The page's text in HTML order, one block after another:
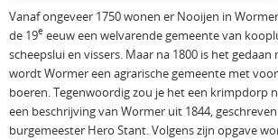
Vanaf ongeveer 1750 wonen er Nooijen in
de 19e eeuw een welvarende gemeente van
scheepslui en vissers. Maar na 1800 is het
wordt Wormer een agrarische gemeente met
boeren. Tegenwoordig zou je het een krimpdorp
een beschrijving van Wormer uit 1844,
burgemeester Hero Stant. Volgens zijn opgave